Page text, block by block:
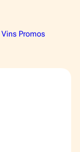
Vins Promos